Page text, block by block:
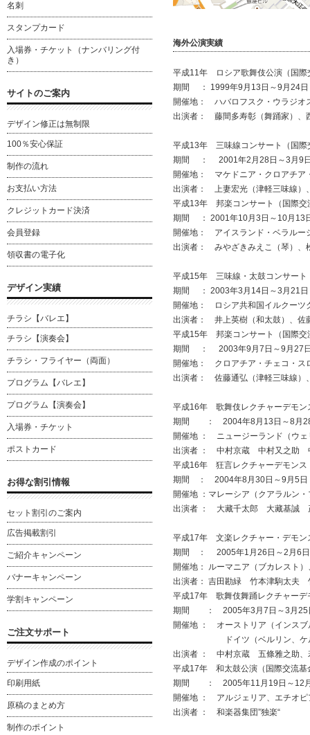
海外公演実績
平成11年 ロシア歌舞伎公演（国際
期間 ： 1999年9月13日～9月24日
開催地： ハバロフスク・ウラジオ
出演者： 藤間多寿彰（舞踊家）、
平成13年 三味線コンサート（国際
期間 ： 2001年2月28日～3月9
開催地： マケドニア・クロアチア
出演者： 上妻宏光（津軽三味線）
平成13年 邦楽コンサート（国際交
期間 ： 2001年10月3日～10月13
開催地： アイスランド・ベラルー
出演者： みやざきみえこ（琴）、
平成15年 三味線・太鼓コンサート
期間 ： 2003年3月14日～3月21日
開催地： ロシア共和国イルクーツ
出演者： 井上英樹（和太鼓）、佐
平成15年 邦楽コンサート（国際交
期間 ： 2003年9月7日～9月27
開催地： クロアチア・チェコ・ス
出演者： 佐藤通弘（津軽三味線）
平成16年 歌舞伎レクチャーデモン
期間 ： 2004年8月13日～8月
開催地 ： ニュージーランド（ウェ
出演者 ： 中村京蔵 中村又之助
平成16年 狂言レクチャーデモンス
期間 ： 2004年8月30日～9月5日
開催地 ：マレーシア（クアラルン
出演者 ： 大藏千太郎 大藏基誠
平成17年 文楽レクチャー・デモン
期間 ： 2005年1月26日～2月6日
開催地： ルーマニア（ブカレスト
出演者： 吉田勘緑 竹本津駒太夫
平成17年 歌舞伎舞踊レクチャーデ
期間 ： 2005年3月7日～3月25
開催地 ： オーストリア（インスブ
ドイツ（ベルリン、ケルン
出演者 ： 中村京蔵 五條雅之助、
平成17年 和太鼓公演（国際交流基
期間 ： 2005年11月19日～12
開催地 ： アルジェリア、エチオピ
出演者 ： 和楽器集団”独楽“
名刺
スタンプカード
入場券・チケット（ナンバリング付
き）
サイトのご案内
デザイン修正は無制限
100％安心保証
制作の流れ
お支払い方法
クレジットカード決済
会員登録
領収書の電子化
デザイン実績
チラシ【バレエ】
チラシ【演奏会】
チラシ・フライヤー（両面）
プログラム【バレエ】
プログラム【演奏会】
入場券・チケット
ポストカード
お得な割引情報
セット割引のご案内
広告掲載割引
ご紹介キャンペーン
バナーキャンペーン
学割キャンペーン
ご注文サポート
デザイン作成のポイント
印刷用紙
原稿のまとめ方
制作のポイント